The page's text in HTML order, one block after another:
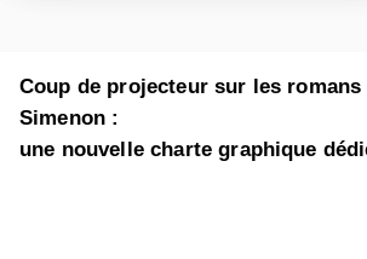
Coup de projecteur sur les romans
Simenon :
une nouvelle charte graphique